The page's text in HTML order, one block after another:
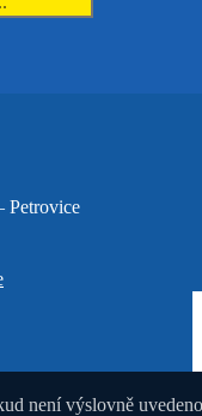
Petrovice
není výslovně